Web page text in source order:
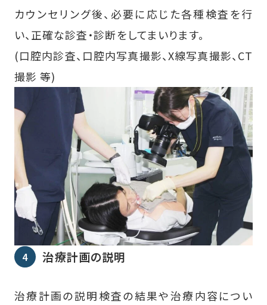
カウンセリング後、必要に応じた各種検査を行
い、正確な診査・診断をしてまいります。
(口腔内診査、口腔内写真撮影、X線写真撮影、CT
撮影 等)
治療計画の説明
治療計画の説明検査の結果や治療内容につい